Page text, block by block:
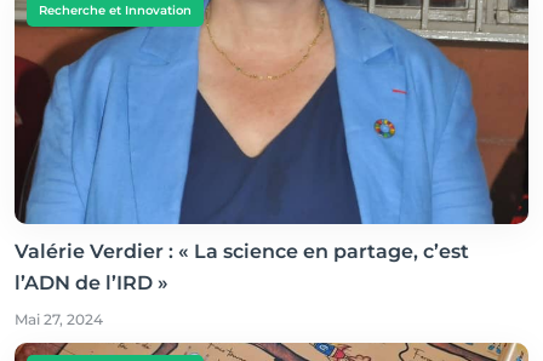
Recherche et Innovation
Valérie Verdier : « La science en partage, c’est
l’ADN de l’IRD »
Mai 27, 2024